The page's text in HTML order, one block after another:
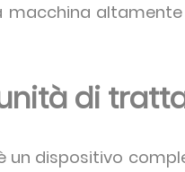
macchina
di
dispositivo